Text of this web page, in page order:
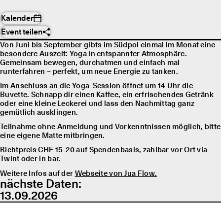
Kalender
Event teilen
Von Juni bis September gibts im Südpol einmal im Monat eine
besondere Auszeit: Yoga in entspannter Atmosphäre.
Gemeinsam bewegen, durchatmen und einfach mal
runterfahren – perfekt, um neue Energie zu tanken.
Im Anschluss an die Yoga-Session öffnet um 14 Uhr die
Buvette. Schnapp dir einen Kaffee, ein erfrischendes Getränk
oder eine kleine Leckerei und lass den Nachmittag ganz
gemütlich ausklingen.
Teilnahme ohne Anmeldung und Vorkenntnissen möglich, bitte
eine eigene Matte mitbringen.
Richtpreis CHF 15-20 auf Spendenbasis, zahlbar vor Ort via
Twint oder in bar.
Weitere Infos auf der Webseite von Jua Flow.
nächste Daten:
13.09.2026